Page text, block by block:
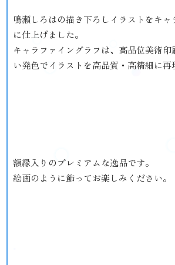
鳴瀬しろはの描き下ろしイラストをキャ
に仕上げました。
キャラファイングラフは、高品位美術印
い発色でイラストを高品質・高精細に再
額縁入りのプレミアムな逸品です。
絵画のように飾ってお楽しみください。